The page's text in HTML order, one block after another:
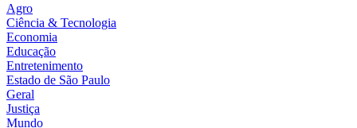
Agro
Ciência & Tecnologia
Economia
Educação
Entretenimento
Estado de São Paulo
Geral
Justiça
Mundo